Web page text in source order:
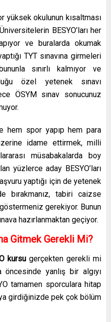
yüksek okulunun kısaltması
BESYO’ları her
ve buralarda okumak
TYT sınavına girmeleri
sınırlı kalmıyor ve
özel yetenek sınavı
ÖSYM sınav sonucunuz
hem spor yapıp hem para
idame ettirmek, milli
müsabakalarda boy
yüzlerce aday BESYO’ları
yaptığı için de yetenek
bırakmanız, tabiri caizse
gerekiyor. Bunun
hazırlanmaktan geçiyor.
Gitmek Gerekli Mi?
kursu gerçekten gerekli mi
yanlış bir algıyı
tamamen sporculara hitap
girdiğinizde pek çok bölüm